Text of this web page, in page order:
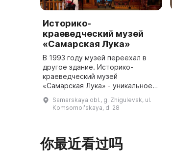
Историко-
краеведческий музей
«Самарская Лука»
В 1993 году музей переехал в
другое здание. Историко-
краеведческий музей
«Самарская Лука» - уникальное
только природные
достопримечательности, но и
Samarskaya obl., g. Zhigulevsk, ul.
Komsomolʹskaya, d. 28
你最近看过吗